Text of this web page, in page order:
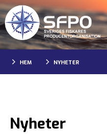
HEM NYHETER
Nyheter